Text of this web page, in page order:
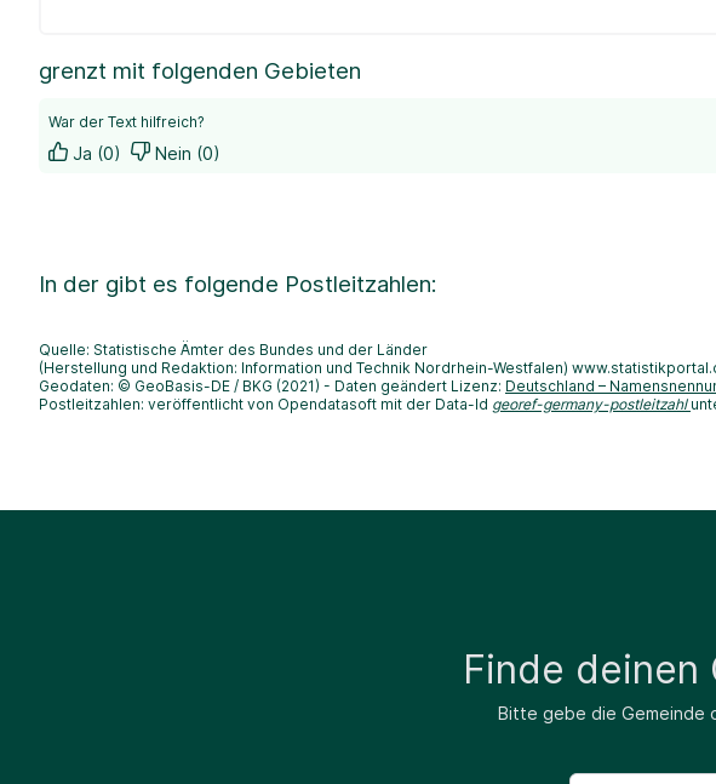
grenzt mit folgenden Gebieten
War der Text hilfreich?
Ja (0) Nein (0)
In der gibt es folgende Postleitzahlen:
Quelle: Statistische Ämter des Bundes und der Länder
(Herstellung und Redaktion: Information und Technik Nordrhein-Westfalen)
Geodaten: © GeoBasis-DE / BKG (2021) - Daten geändert Lizenz: Deutschland –
Postleitzahlen: veröffentlicht von Opendatasoft mit der Data-Id georef-germany-postleitzahl
Finde
Bitte gebe die Gemeinde